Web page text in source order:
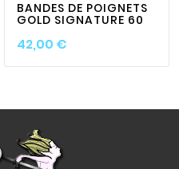
BANDES DE POIGNETS
GOLD SIGNATURE 60
42,00 €Prix